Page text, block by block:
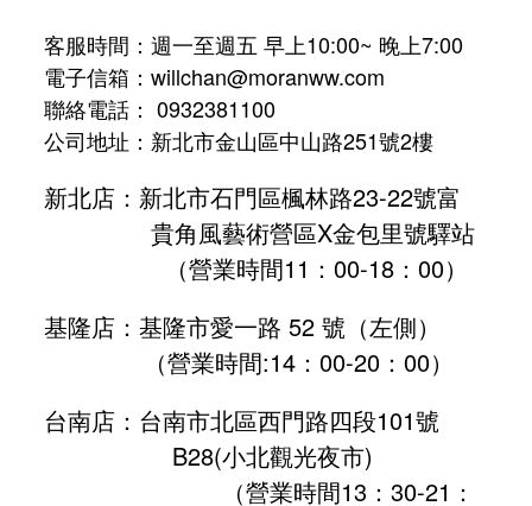
客服時間：週一至週五 早上10:00~ 晚上7:00
電子信箱：willchan@moranww.com
聯絡電話： 0932381100
公司地址：新北市金山區中山路251號2樓
新北店：新北市石門區楓林路23-22號富
貴角風藝術營區X金包里號驛站
（營業時間11：00-18：00）
基隆店：基隆市愛一路 52 號（左側）
（營業時間:14：00-20：00）
台南店：台南市北區西門路四段101號
B28(小北觀光夜市)
（營業時間13：30-21：